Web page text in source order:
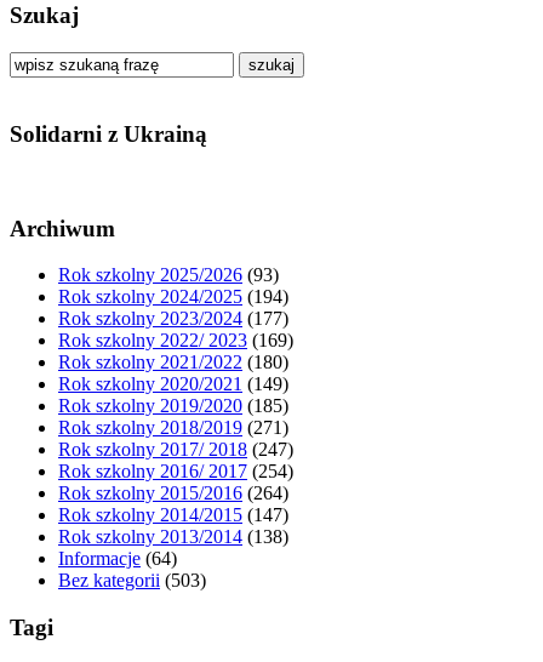
Szukaj
szukaj
Solidarni z Ukrainą
Archiwum
Rok szkolny 2025/2026 (93)
Rok szkolny 2024/2025 (194)
Rok szkolny 2023/2024 (177)
Rok szkolny 2022/ 2023 (169)
Rok szkolny 2021/2022 (180)
Rok szkolny 2020/2021 (149)
Rok szkolny 2019/2020 (185)
Rok szkolny 2018/2019 (271)
Rok szkolny 2017/ 2018 (247)
Rok szkolny 2016/ 2017 (254)
Rok szkolny 2015/2016 (264)
Rok szkolny 2014/2015 (147)
Rok szkolny 2013/2014 (138)
Informacje (64)
Bez kategorii (503)
Tagi